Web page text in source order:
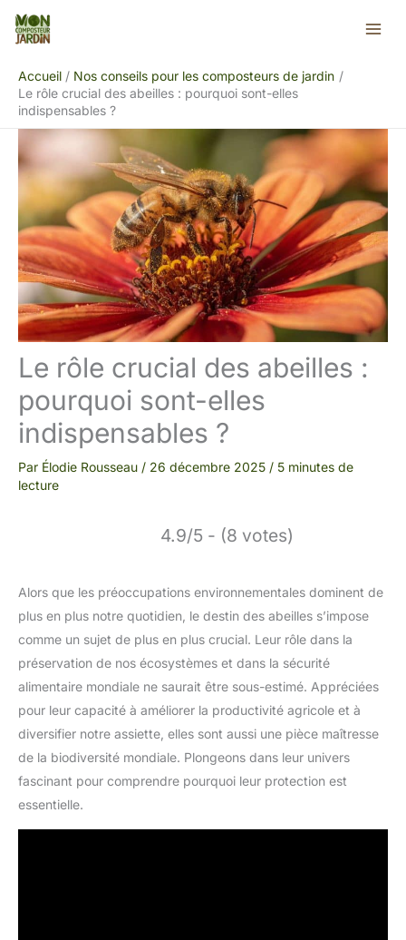
Aller
Accueil
Nos conseils pour les composteurs de jardin
Le rôle crucial des abeilles : pourquoi sont-elles
indispensables ?
Le rôle crucial des abeilles :
pourquoi sont-elles
indispensables ?
Par Élodie Rousseau / 26 décembre 2025 / 5 minutes de
lecture
4.9/5 - (8 votes)
Alors que les préoccupations environnementales dominent de
plus en plus notre quotidien, le destin des abeilles s’impose
comme un sujet de plus en plus crucial. Leur rôle dans la
préservation de nos écosystèmes et dans la sécurité
alimentaire mondiale ne saurait être sous-estimé. Appréciées
pour leur capacité à améliorer la productivité agricole et à
diversifier notre assiette, elles sont aussi une pièce maîtresse
de la biodiversité mondiale. Plongeons dans leur univers
fascinant pour comprendre pourquoi leur protection est
essentielle.
Rechercher